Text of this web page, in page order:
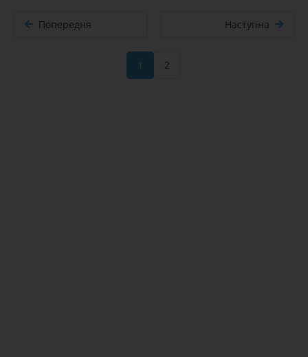
Попередня Наступна
1 2